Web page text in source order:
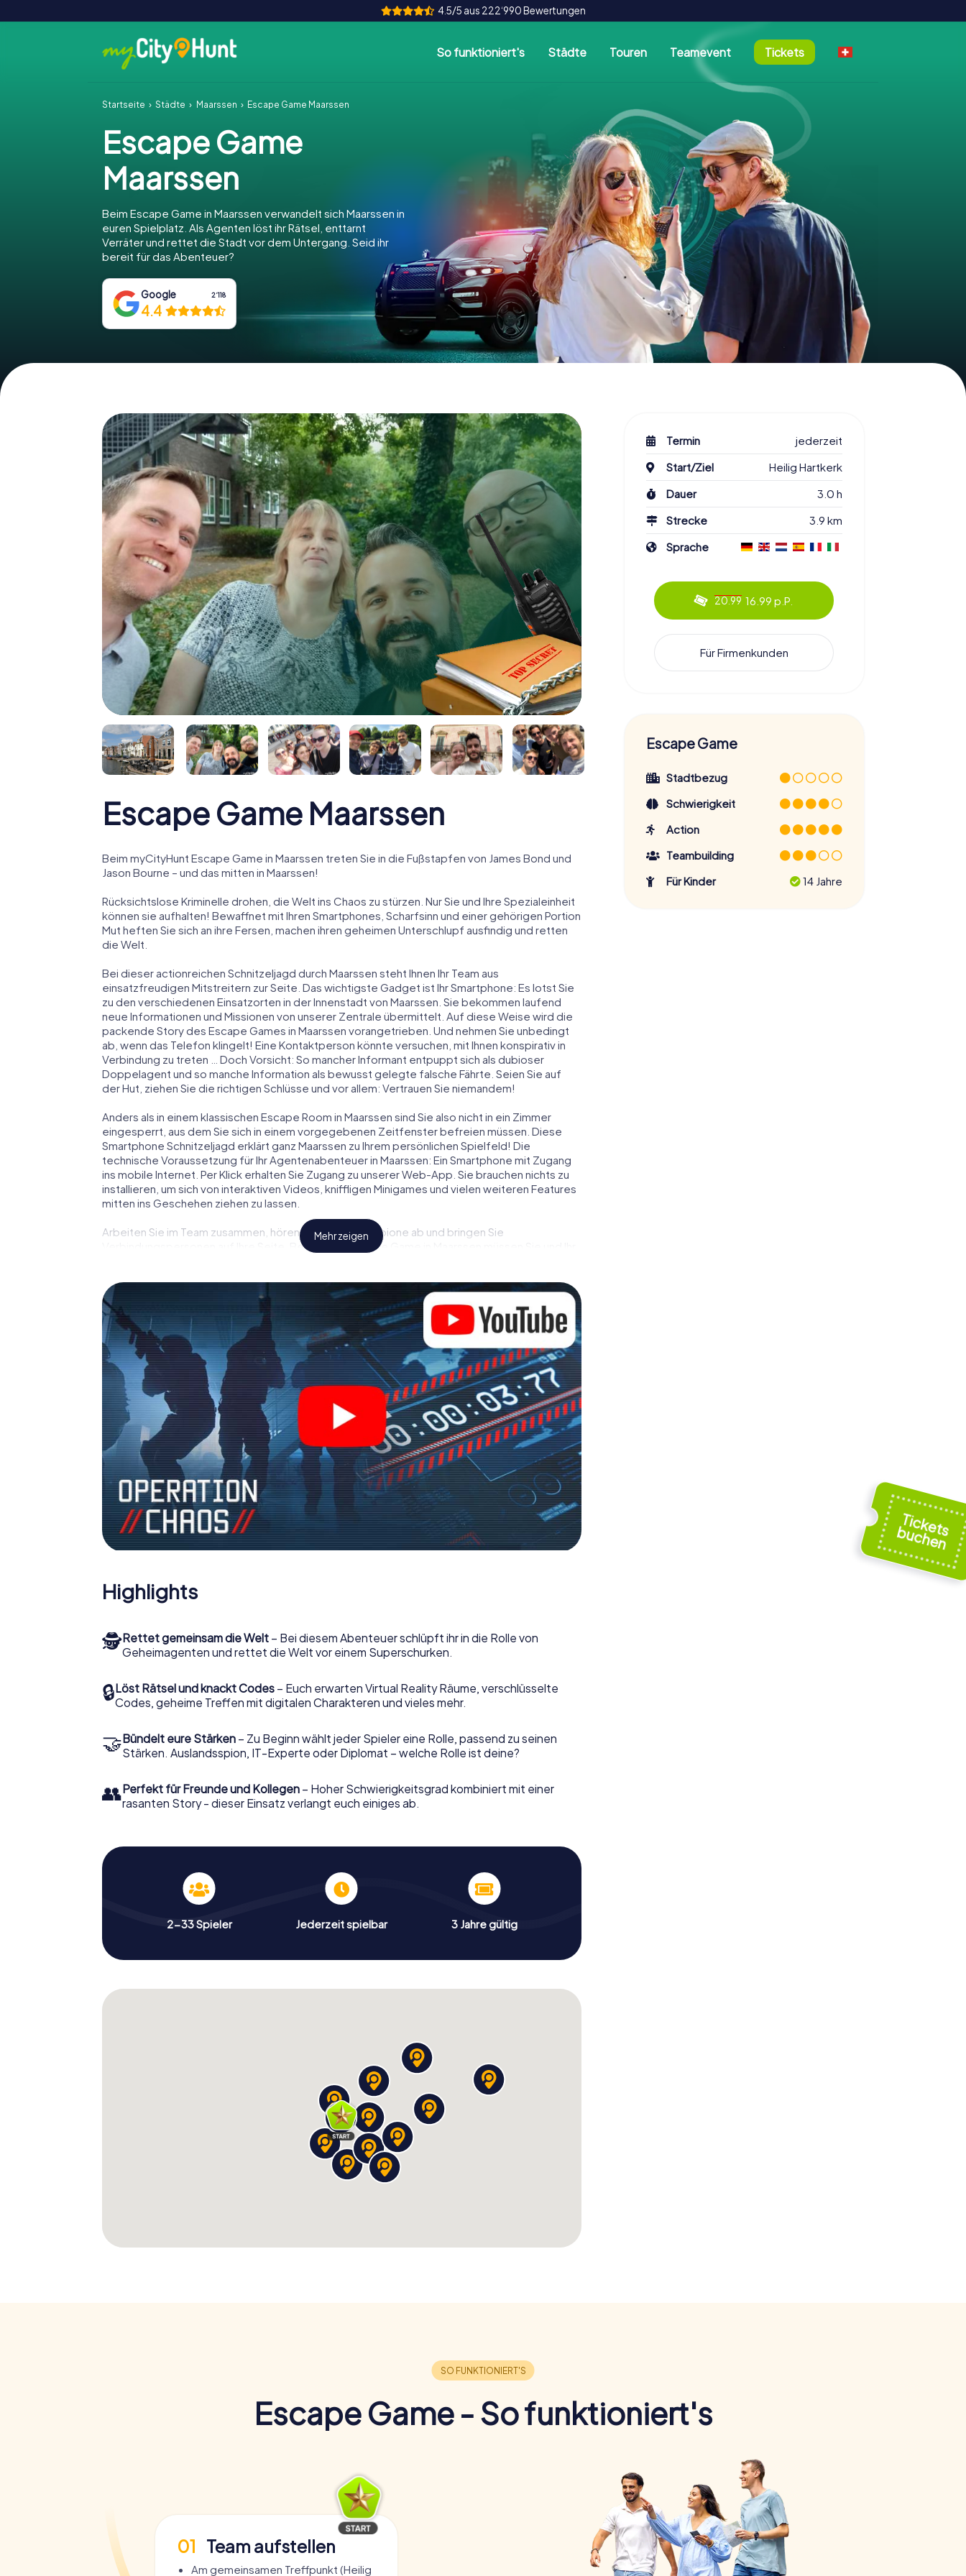
4.5/5 aus 222‘990 Bewertungen
So funktioniert's Städte Touren Teamevent Tickets
Startseite Städte Maarssen Escape Game Maarssen
Escape Game
Maarssen
Beim Escape Game in Maarssen verwandelt sich Maarssen in
euren Spielplatz. Als Agenten löst ihr Rätsel, enttarnt
Verräter und rettet die Stadt vor dem Untergang. Seid ihr
bereit für das Abenteuer?
Google 2‘118
4.4
Escape Game Maarssen
Beim myCityHunt Escape Game in Maarssen treten Sie in die Fußstapfen von James Bond und
Jason Bourne – und das mitten in Maarssen!
Rücksichtslose Kriminelle drohen, die Welt ins Chaos zu stürzen. Nur Sie und Ihre Spezialeinheit
können sie aufhalten! Bewaffnet mit Ihren Smartphones, Scharfsinn und einer gehörigen Portion
Mut heften Sie sich an ihre Fersen, machen ihren geheimen Unterschlupf ausfindig und retten
die Welt.
Bei dieser actionreichen Schnitzeljagd durch Maarssen steht Ihnen Ihr Team aus
einsatzfreudigen Mitstreitern zur Seite. Das wichtigste Gadget ist Ihr Smartphone: Es lotst Sie
zu den verschiedenen Einsatzorten in der Innenstadt von Maarssen. Sie bekommen laufend
neue Informationen und Missionen von unserer Zentrale übermittelt. Auf diese Weise wird die
packende Story des Escape Games in Maarssen vorangetrieben. Und nehmen Sie unbedingt
ab, wenn das Telefon klingelt! Eine Kontaktperson könnte versuchen, mit Ihnen konspirativ in
Verbindung zu treten … Doch Vorsicht: So mancher Informant entpuppt sich als dubioser
Doppelagent und so manche Information als bewusst gelegte falsche Fährte. Seien Sie auf
der Hut, ziehen Sie die richtigen Schlüsse und vor allem: Vertrauen Sie niemandem!
Anders als in einem klassischen Escape Room in Maarssen sind Sie also nicht in ein Zimmer
eingesperrt, aus dem Sie sich in einem vorgegebenen Zeitfenster befreien müssen. Diese
Smartphone Schnitzeljagd erklärt ganz Maarssen zu Ihrem persönlichen Spielfeld! Die
technische Voraussetzung für Ihr Agentenabenteuer in Maarssen: Ein Smartphone mit Zugang
ins mobile Internet. Per Klick erhalten Sie Zugang zu unserer Web-App. Sie brauchen nichts zu
installieren, um sich von interaktiven Videos, kniffligen Minigames und vielen weiteren Features
mitten ins Geschehen ziehen zu lassen.
Arbeiten Sie im Team zusammen, hören Sie feindliche Spione ab und bringen Sie
Verbindungspersonen auf Ihre Seite. Bei diesem Escape Game in Maarssen müssen Sie und Ihr
Team im Highscore von Maarssen und erhalten Zugang zu Ihrer ganz persönlichen Bildergalerie.
Das myCityHunt Escape Game macht Maarssen zu Ihrem ganz persönlichen Erlebnisspielplatz.
Holen Sie sich Ihre Tickets in die Welt der Spionage und Geheimagenten und verwandeln Sie
Maarssen in einen Outdoor Escape Room!
Mehr zeigen
Highlights
🕵Rettet gemeinsam die Welt – Bei diesem Abenteuer schlüpft ihr in die Rolle von
Geheimagenten und rettet die Welt vor einem Superschurken.
🔒Löst Rätsel und knackt Codes – Euch erwarten Virtual Reality Räume, verschlüsselte
Codes, geheime Treffen mit digitalen Charakteren und vieles mehr.
🤝Bündelt eure Stärken – Zu Beginn wählt jeder Spieler eine Rolle, passend zu seinen
Stärken. Auslandsspion, IT-Experte oder Diplomat – welche Rolle ist deine?
👥Perfekt für Freunde und Kollegen – Hoher Schwierigkeitsgrad kombiniert mit einer
rasanten Story - dieser Einsatz verlangt euch einiges ab.
2-33 Spieler Jederzeit spielbar 3 Jahre gültig
Termin
jederzeit
Start/Ziel
Heilig Hartkerk
Dauer
3.0 h
Strecke
3.9 km
Sprache
20.99 16.99 p.P.
Für Firmenkunden
Escape Game
Stadtbezug
Schwierigkeit
Action
Teambuilding
Für Kinder
14 Jahre
Escape Game - So funktioniert's
01 Team aufstellen
Am gemeinsamen Treffpunkt (Heilig